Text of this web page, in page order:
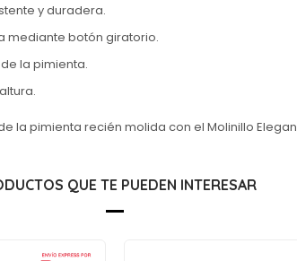
y duradera.
mediante botón giratorio.
la pimienta.
la pimienta recién molida con el Molinillo
QUE TE PUEDEN INTERESAR